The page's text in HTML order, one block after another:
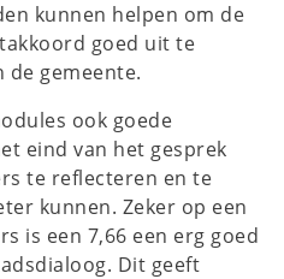
kunnen helpen om de
goed uit te
gemeente.
ook goede
eind van het gesprek
te reflecteren en te
kunnen. Zeker op een
is een 7,66 een erg goed
Dit geeft